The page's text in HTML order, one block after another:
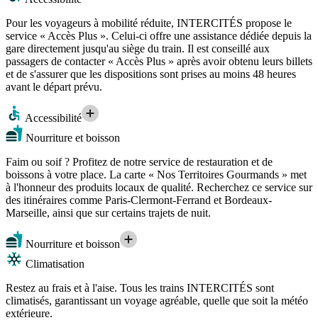
Pour les voyageurs à mobilité réduite, INTERCITÉS propose le
service « Accès Plus ». Celui-ci offre une assistance dédiée depuis la
gare directement jusqu'au siège du train. Il est conseillé aux
passagers de contacter « Accès Plus » après avoir obtenu leurs billets
et de s'assurer que les dispositions sont prises au moins 48 heures
avant le départ prévu.
Accessibilité
Nourriture et boisson
Faim ou soif ? Profitez de notre service de restauration et de
boissons à votre place. La carte « Nos Territoires Gourmands » met
à l'honneur des produits locaux de qualité. Recherchez ce service sur
des itinéraires comme Paris-Clermont-Ferrand et Bordeaux-
Marseille, ainsi que sur certains trajets de nuit.
Nourriture et boisson
Climatisation
Restez au frais et à l'aise. Tous les trains INTERCITÉS sont
climatisés, garantissant un voyage agréable, quelle que soit la météo
extérieure.